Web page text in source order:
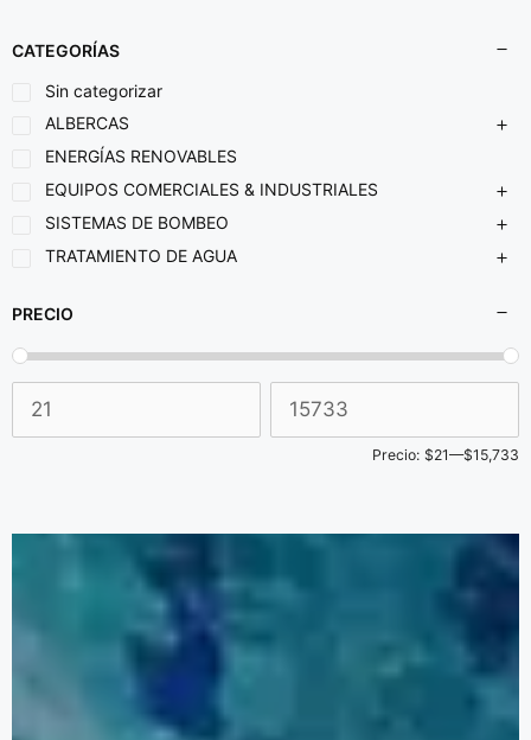
CATEGORÍAS
Sin categorizar
ALBERCAS
ENERGÍAS RENOVABLES
EQUIPOS COMERCIALES & INDUSTRIALES
SISTEMAS DE BOMBEO
TRATAMIENTO DE AGUA
PRECIO
Precio: $21—$15,733